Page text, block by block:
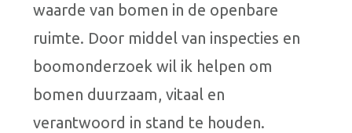
waarde van bomen in de openbare
ruimte. Door middel van inspecties en
boomonderzoek wil ik helpen om
bomen duurzaam, vitaal en
verantwoord in stand te houden.